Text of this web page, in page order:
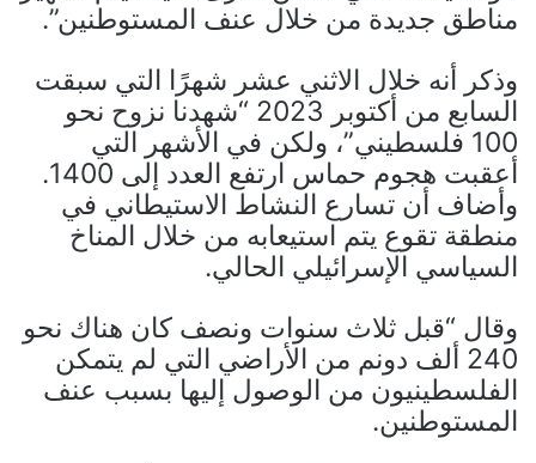
مناطق جديدة من خلال عنف المستوطنين”.
وذكر أنه خلال الاثني عشر شهرًا التي سبقت
السابع من أكتوبر 2023 “شهدنا نزوح نحو
100 فلسطيني”، ولكن في الأشهر التي
أعقبت هجوم حماس ارتفع العدد إلى 1400.
وأضاف أن تسارع النشاط الاستيطاني في
منطقة تقوع يتم استيعابه من خلال المناخ
السياسي الإسرائيلي الحالي.
وقال “قبل ثلاث سنوات ونصف كان هناك نحو
240 ألف دونم من الأراضي التي لم يتمكن
الفلسطينيون من الوصول إليها بسبب عنف
المستوطنين.